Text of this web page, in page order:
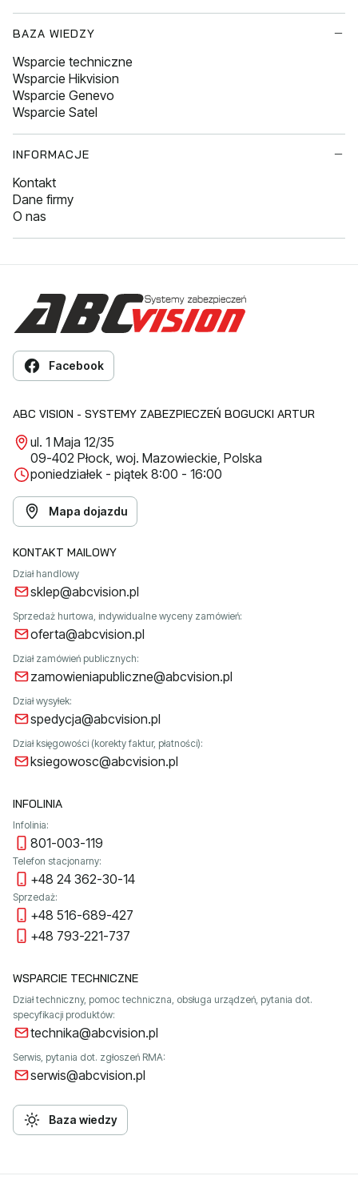
BAZA WIEDZY
Wsparcie techniczne
Wsparcie Hikvision
Wsparcie Genevo
Wsparcie Satel
INFORMACJE
Kontakt
Dane firmy
O nas
Facebook
ABC VISION - SYSTEMY ZABEZPIECZEŃ BOGUCKI ARTUR
ul. 1 Maja 12/35
09-402 Płock, woj. Mazowieckie, Polska
poniedziałek - piątek 8:00 - 16:00
Mapa dojazdu
KONTAKT MAILOWY
Dział handlowy
sklep@abcvision.pl
Sprzedaż hurtowa, indywidualne wyceny zamówień:
oferta@abcvision.pl
Dział zamówień publicznych:
zamowieniapubliczne@abcvision.pl
Dział wysyłek:
spedycja@abcvision.pl
Dział księgowości (korekty faktur, płatności):
ksiegowosc@abcvision.pl
INFOLINIA
Infolinia:
801-003-119
Telefon stacjonarny:
+48 24 362-30-14
Sprzedaż:
+48 516-689-427
+48 793-221-737
WSPARCIE TECHNICZNE
Dział techniczny, pomoc techniczna, obsługa urządzeń, pytania dot.
specyfikacji produktów:
technika@abcvision.pl
Serwis, pytania dot. zgłoszeń RMA:
serwis@abcvision.pl
Baza wiedzy